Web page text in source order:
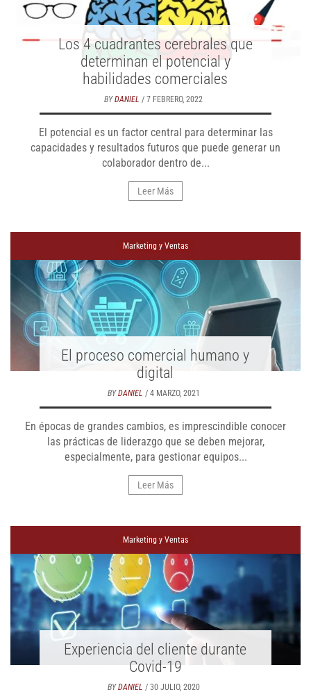
Los 4 cuadrantes cerebrales que
determinan el potencial y
habilidades comerciales
BYDANIEL / 7 FEBRERO, 2022
El potencial es un factor central para determinar las
capacidades y resultados futuros que puede generar un
colaborador dentro de...
Leer Más
Marketing y Ventas
El proceso comercial humano y
digital
BYDANIEL / 4 MARZO, 2021
En épocas de grandes cambios, es imprescindible conocer
las prácticas de liderazgo que se deben mejorar,
especialmente, para gestionar equipos...
Leer Más
Marketing y Ventas
Experiencia del cliente durante
Covid-19
BYDANIEL / 30 JULIO, 2020